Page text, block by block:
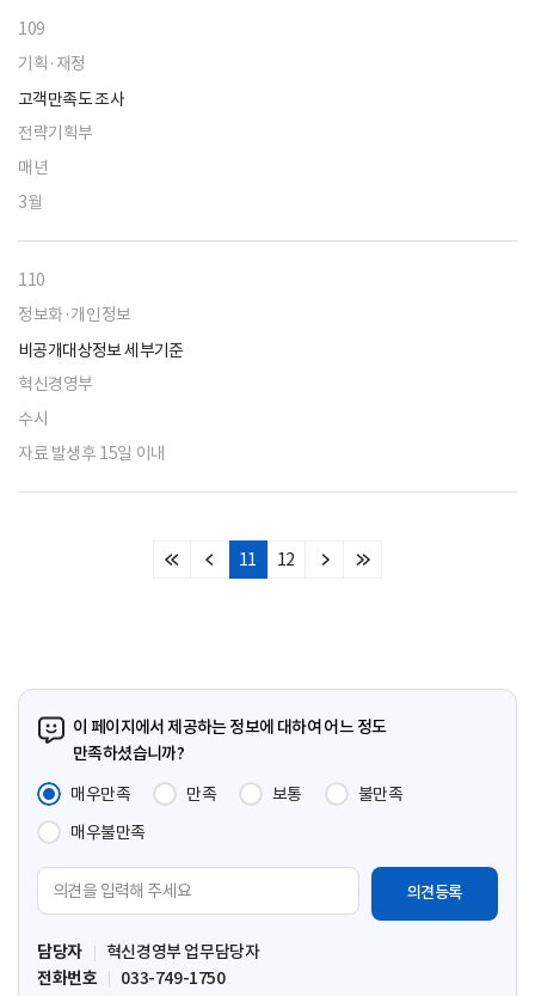
109
기획·재정
고객만족도 조사
전략기획부
매년
3월
110
정보화·개인정보
비공개대상정보 세부기준
혁신경영부
수시
자료 발생후 15일 이내
처
이
11 12
다
마
이 페이지에서 제공하는 정보에 대하여 어느 정도
만족하셨습니까?
매우만족
만족 보통
불만족
매우불만족
견
입
력
담당자
혁신경영부 업무담당자
전화번호
033-749-1750